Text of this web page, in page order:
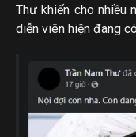
Thư khiến cho nhiều
diễn viên hiện đang